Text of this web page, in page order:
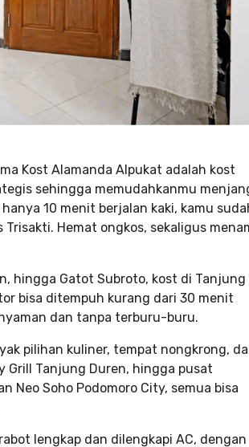
Kost Alamanda Alpukat adalah kost
sehingga memudahkanmu
10 menit berjalan kaki, kamu
Hemat ongkos, sekaligus
hingga Gatot Subroto, kost di Tanjung
bisa ditempuh kurang dari 30 menit
dan tanpa terburu-buru.
pilihan kuliner, tempat nongkrong,
Grill Tanjung Duren, hingga pusat
Neo Soho Podomoro City, semua bisa
lengkap dan dilengkapi AC, dengan